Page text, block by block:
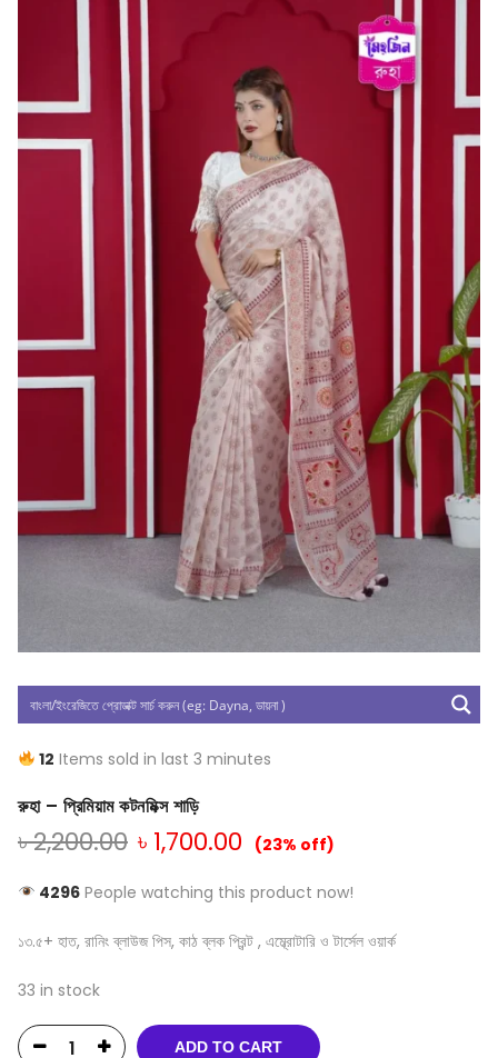
12 Items sold in last 3 minutes
রুহা – প্রিমিয়াম কটনমিক্স শাড়ি
৳2,200.00 ৳ 1,700.00 (23% off)
4296People watching this product now!
১৩.৫+ হাত, রানিং ব্লাউজ পিস, কাঠ ব্লক প্রিন্ট , এম্ব্রোটারি ও টার্সেল ওয়ার্ক
33 in stock
ADD TO CART